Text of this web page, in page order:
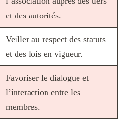
et des autorités.
Veiller au respect des statuts
et des lois en vigueur.
Favoriser le dialogue et
l’interaction entre les
membres.